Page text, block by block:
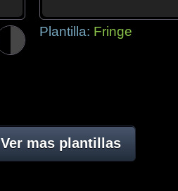
Plantilla: Fringe
Ver mas plantillas